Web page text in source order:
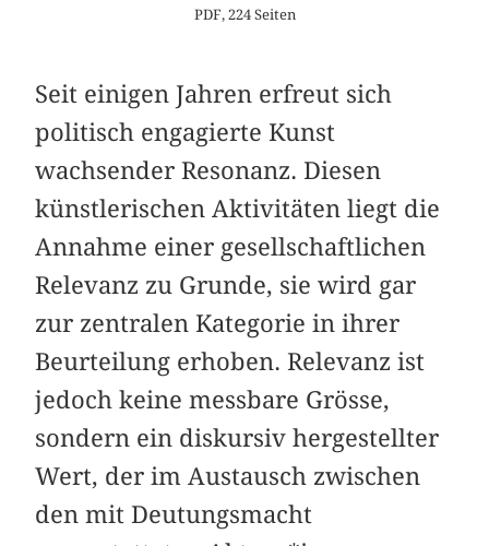
PDF, 224 Seiten
Seit einigen Jahren erfreut sich
politisch engagierte Kunst
wachsender Resonanz. Diesen
künstlerischen Aktivitäten liegt die
Annahme einer gesellschaftlichen
Relevanz zu Grunde, sie wird gar
zur zentralen Kategorie in ihrer
Beurtei­lung erhoben. Relevanz ist
jedoch keine messbare Grösse,
sondern ein diskursiv hergestellter
Wert, der im Austausch zwischen
den mit Deutungsmacht